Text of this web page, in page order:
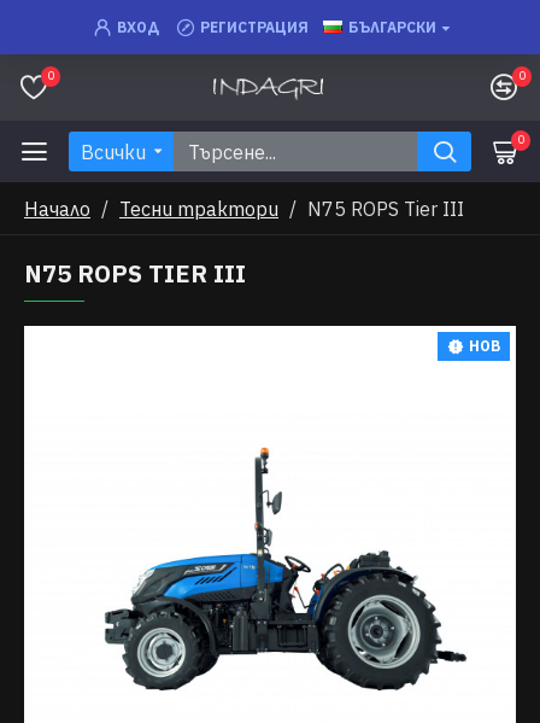
ВХОД РЕГИСТРАЦИЯ БЪЛГАРСКИ
0 0
Всички 0
Начало Тесни трактори N75 ROPS Tier III
N75 ROPS TIER III
НОВ